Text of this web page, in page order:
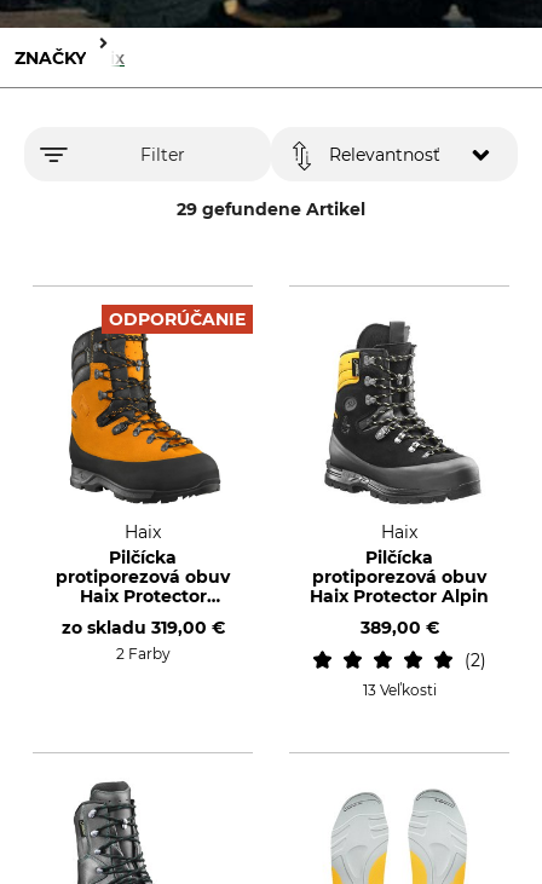
ZNAČKY Haix
Filter
29 gefundene Artikel
Relevantnosť
ODPORÚČANIE
Haix
Pilčícka
protiporezová obuv
Haix Protector
Forest 2.1 GTX
zo skladu 319,00 €
2 Farby
Haix
Pilčícka
protiporezová obuv
Haix Protector Alpin
389,00 €
2
13 Veľkosti